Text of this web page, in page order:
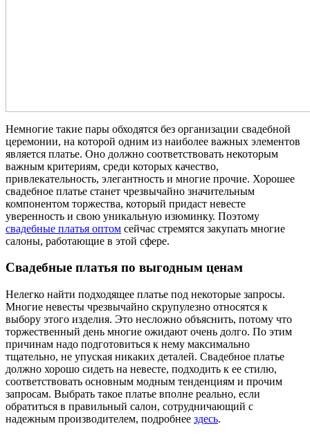
Немногие такие пары обходятся без организации свадебной
церемонии, на которой одним из наиболее важных элементов
является платье. Оно должно соответствовать некоторым
важным критериям, среди которых качество,
привлекательность, элегантность и многие прочие. Хорошее
свадебное платье станет чрезвычайно значительным
компонентом торжества, который придаст невесте
уверенность и свою уникальную изюминку. Поэтому
свадебные платья оптом сейчас стремятся закупать многие
салоны, работающие в этой сфере.
Свадебные платья по выгодным ценам
Нелегко найти подходящее платье под некоторые запросы.
Многие невесты чрезвычайно скрупулезно относятся к
выбору этого изделия. Это несложно объяснить, потому что
торжественный день многие ожидают очень долго. По этим
причинам надо подготовиться к нему максимально
тщательно, не упуская никаких деталей. Свадебное платье
должно хорошо сидеть на невесте, подходить к ее стилю,
соответствовать основным модным тенденциям и прочим
запросам. Выбрать такое платье вполне реально, если
обратиться в правильный салон, сотрудничающий с
надежным производителем, подробнее здесь.